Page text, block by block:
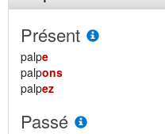
Présent
palpe
palpons
palpez
Passé